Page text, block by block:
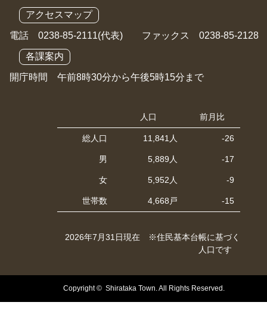
アクセスマップ
電話 0238-85-2111(代表) ファックス 0238-85-2128
各課案内
開庁時間 午前8時30分から午後5時15分まで
人口 前月比
総人口 11,841人 -26
男 5,889人 -17
女 5,952人 -9
世帯数 4,668戸 -15
2026年7月31日現在 ※住民基本台帳に基づく
人口です
Copyright © Shirataka Town. All Rights Reserved.